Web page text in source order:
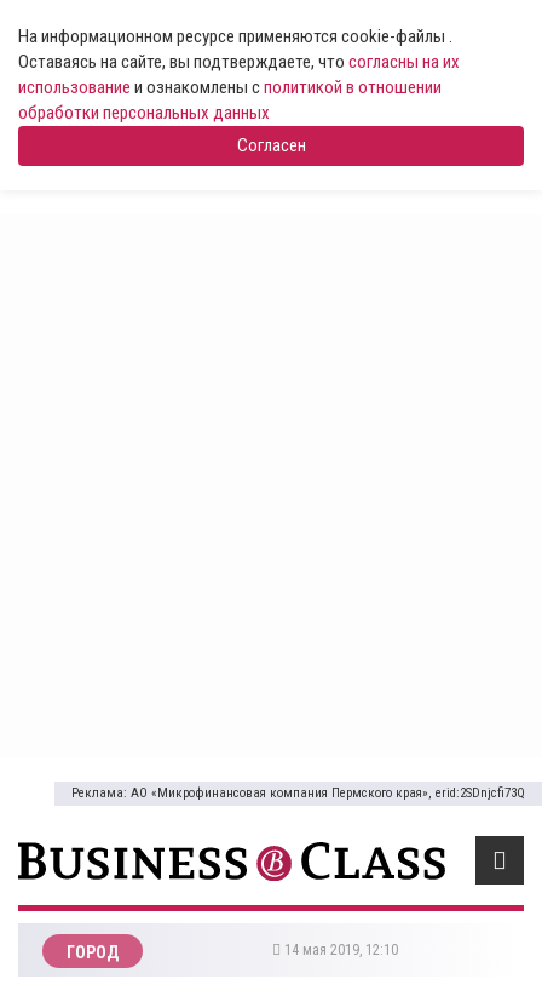
На информационном ресурсе применяются cookie-файлы .
Оставаясь на сайте, вы подтверждаете, что согласны на их
использование и ознакомлены сполитикой в отношении
обработки персональных данных
Согласен
Реклама: АО «Микрофинансовая компания Пермского края», erid:2SDnjcfi73Q
ГОРОД 14 мая 2019, 12:10